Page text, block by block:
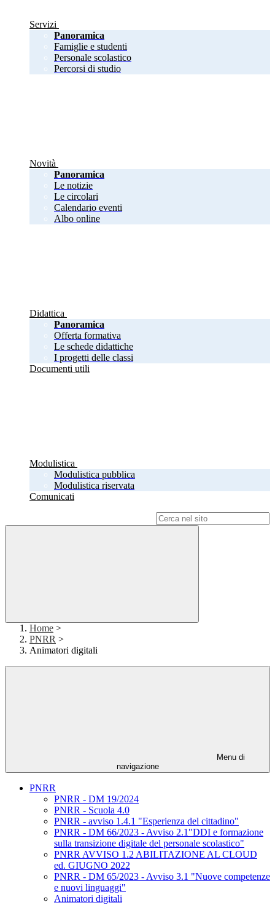
Servizi
Panoramica
Famiglie e studenti
Personale scolastico
Percorsi di studio
Novità
Panoramica
Le notizie
Le circolari
Calendario eventi
Albo online
Didattica
Panoramica
Offerta formativa
Le schede didattiche
I progetti delle classi
Documenti utili
Modulistica
Modulistica pubblica
Modulistica riservata
Comunicati
Home >
PNRR >
Animatori digitali
Menu di
navigazione
PNRR
PNRR - DM 19/2024
PNRR - Scuola 4.0
PNRR - avviso 1.4.1 "Esperienza del cittadino"
PNRR - DM 66/2023 - Avviso 2.1"DDI e formazione
sulla transizione digitale del personale scolastico"
PNRR AVVISO 1.2 ABILITAZIONE AL CLOUD
ed. GIUGNO 2022
PNRR - DM 65/2023 - Avviso 3.1 "Nuove competenze
e nuovi linguaggi"
Animatori digitali